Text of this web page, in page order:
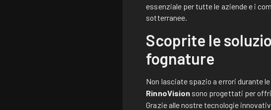
essenziale per tutte le aziende e i
sotterranee.
Scoprite le
fognature
Non lasciate spazio a errori durante
RinnoVision sono progettati per
Grazie alle nostre tecnologie